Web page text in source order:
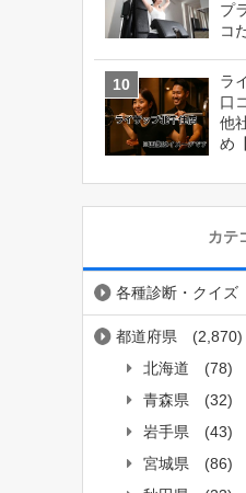
プ
コ
ラ
口
他
め
カテ
各種診断・クイズ
都道府県
(2,870)
北海道
(78)
青森県
(32)
岩手県
(43)
宮城県
(86)